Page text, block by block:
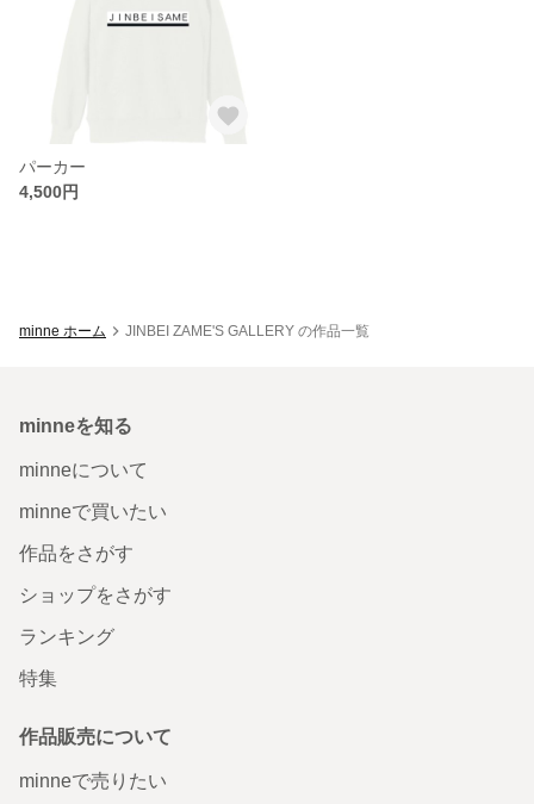
パーカー
4,500円
minne ホーム JINBEI ZAME'S GALLERY の作品一覧
minneを知る
minneについて
minneで買いたい
作品をさがす
ショップをさがす
ランキング
特集
作品販売について
minneで売りたい